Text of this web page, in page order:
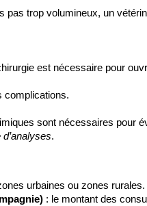
trop volumineux, un
est nécessaire pour
complications.
sont nécessaires pour
.
urbaines ou zones rurales.
: le montant des